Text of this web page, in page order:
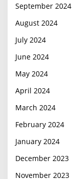
September 2024
August 2024
July 2024
June 2024
May 2024
April 2024
March 2024
February 2024
January 2024
December 2023
November 2023